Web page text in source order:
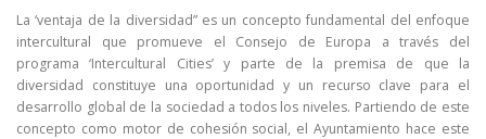
La ‘ventaja de la diversidad” es un concepto fundamental del enfoque
intercultural que promueve el Consejo de Europa a través del
programa ‘Intercultural Cities’ y parte de la premisa de que la
diversidad constituye una oportunidad y un recurso clave para el
desarrollo global de la sociedad a todos los niveles. Partiendo de este
concepto como motor de cohesión social, el Ayuntamiento hace este